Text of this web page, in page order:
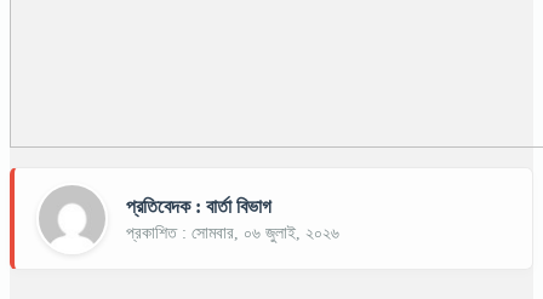
প্রতিবেদক : বার্তা বিভাগ
প্রকাশিত : সোমবার, ০৬ জুলাই, ২০২৬